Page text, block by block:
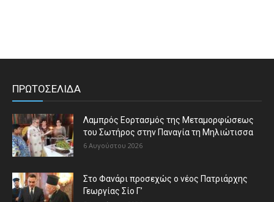
ΠΡΩΤΟΣΕΛΙΔΑ
Λαμπρός Εορτασμός της Μεταμορφώσεως
του Σωτήρος στην Παναγία τη Μηλιώτισσα
6 Αυγούστου 2026
Στο Φανάρι προσεχώς ο νέος Πατριάρχης
Γεωργίας Σίο Γ’